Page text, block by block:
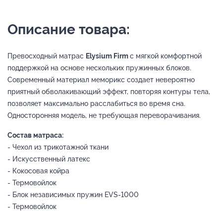
Описание товара:
Превосходный матрас Elysium Firmс мягкой комфортной
поддержкой на основе нескольких пружинных блоков.
Современный материал меморикс создает невероятно
приятный обволакивающий эффект, повторяя контуры тела,
позволяет максимально расслабиться во время сна.
Односторонняя модель, не требующая переворачивания.
Состав матраса:
- Чехол из трикотажной ткани
- Искусственный латекс
- Кокосовая койра
- Термовойлок
- Блок независимых пружин EVS-1000
- Термовойлок